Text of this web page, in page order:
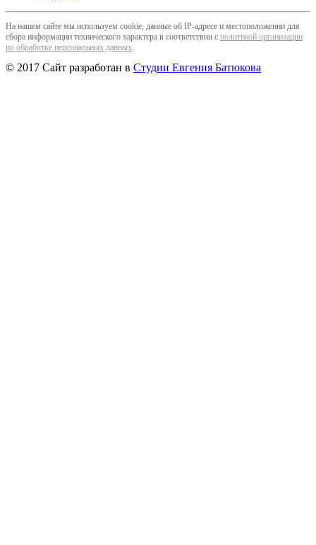
На нашем сайте мы используем cookie, данные об IP-адресе и местоположении для
сбора информации технического характера в соответствии с политикой организации
по обработке персональных данных.
© 2017 Сайт разработан в Студии Евгения Батюкова